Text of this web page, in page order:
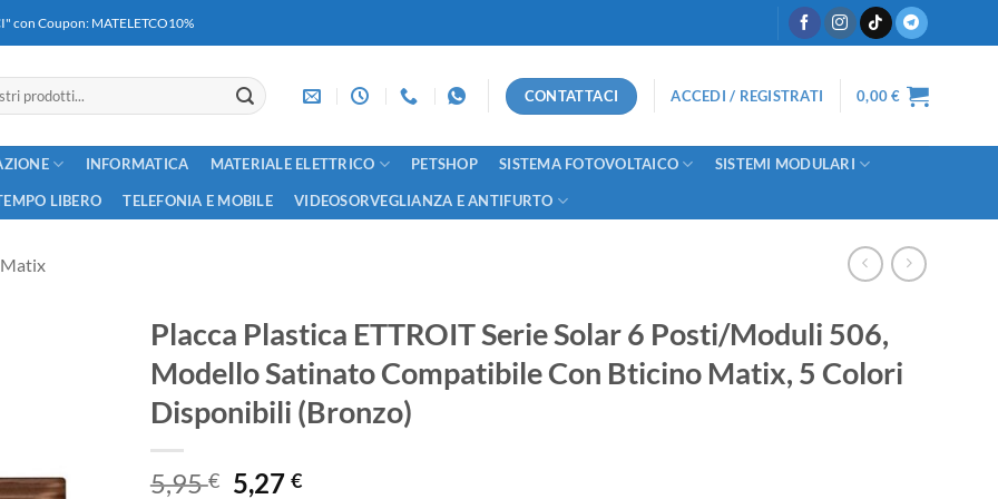
con Coupon: MATELETCO10%
CONTATTACI ACCEDI / REGISTRATI 0,00€
INFORMATICA MATERIALE ELETTRICO PETSHOP SISTEMA FOTOVOLTAICO SISTEMI MODULARI
LIBERO TELEFONIA E MOBILE VIDEOSORVEGLIANZA E ANTIFURTO
Placca Plastica ETTROIT Serie Solar 6 Posti/Moduli 506,
Modello Satinato Compatibile Con Bticino Matix, 5 Colori
Disponibili (Bronzo)
5,95€ Il
5,27€Il